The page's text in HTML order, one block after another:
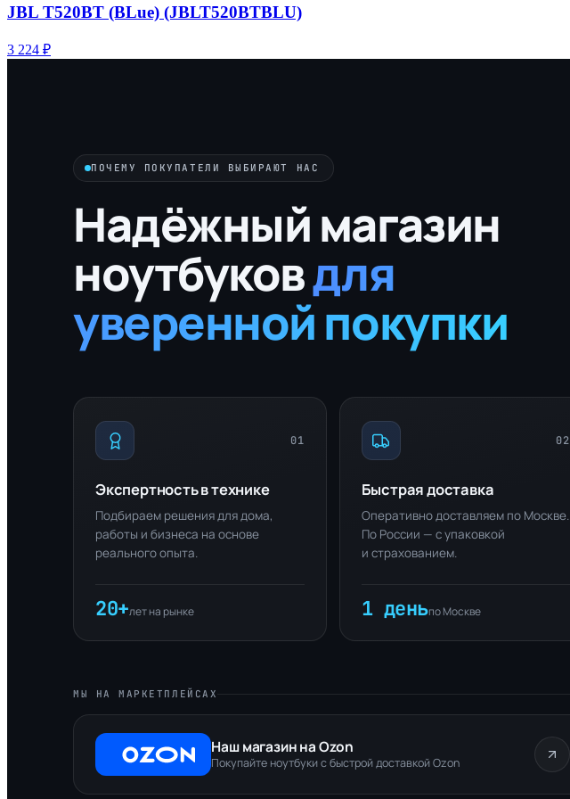
JBL T520BT (BLue) (JBLT520BTBLU)
3 224 ₽
ПОЧЕМУ ПОКУПАТЕЛИ ВЫБИРАЮТ НАС
Надёжный магазин
ноутбуковдля
уверенной покупки
01
Экспертность в технике
Подбираем решения для дома,
работы и бизнеса на основе
реального опыта.
20+лет на рынке
02
Быстрая доставка
Оперативно доставляем по Москве.
По России — с упаковкой
и страхованием.
1 деньпо Москве
МЫ НА МАРКЕТПЛЕЙСАХ
Наш магазин на Ozon
Покупайте ноутбуки с быстрой доставкой Ozon